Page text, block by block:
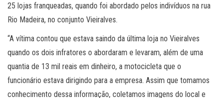
25 lojas franqueadas, quando foi abordado pelos indivíduos na rua
Rio Madeira, no conjunto Vieiralves.
“A vítima contou que estava saindo da última loja no Vieiralves
quando os dois infratores o abordaram e levaram, além de uma
quantia de 13 mil reais em dinheiro, a motocicleta que o
funcionário estava dirigindo para a empresa. Assim que tomamos
conhecimento dessa informação, coletamos imagens do local e